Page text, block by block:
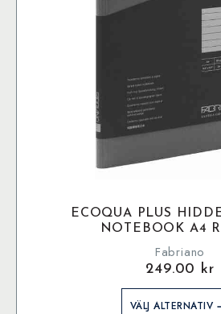
ECOQUA PLUS
NOTEBOOK A4
Fabriano
249.00 kr
VÄLJ ALTERNATIV
Den